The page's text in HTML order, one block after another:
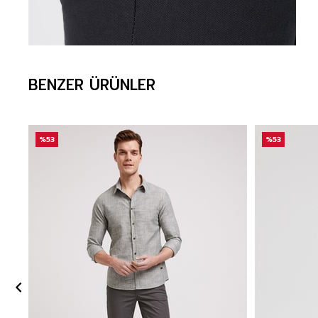
BENZER ÜRÜNLER
%53 %53